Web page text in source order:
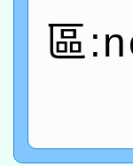
年
業
原
族
轉
新
師
函
族
區